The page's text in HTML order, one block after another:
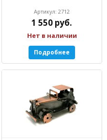
Артикул: 2712
1 550 руб.
Нет в наличии
Подробнее